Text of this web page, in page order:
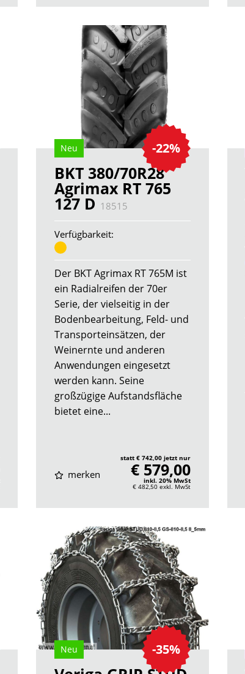
-22%
Neu
BKT 380/70R28
Agrimax RT 765
127 D 18515
Verfügbarkeit:
Der BKT Agrimax RT 765M ist
ein Radialreifen der 70er
Serie, der vielseitig in der
Bodenbearbeitung, Feld- und
Transporteinsätzen, der
Weinernte und anderen
Anwendungen eingesetzt
werden kann. Seine
großzügige Aufstandsfläche
bietet eine...
merken
statt € 742,00 jetzt nur
€ 579,00
inkl. 20% MwSt
€ 482,50 exkl. MwSt
-35%
Neu